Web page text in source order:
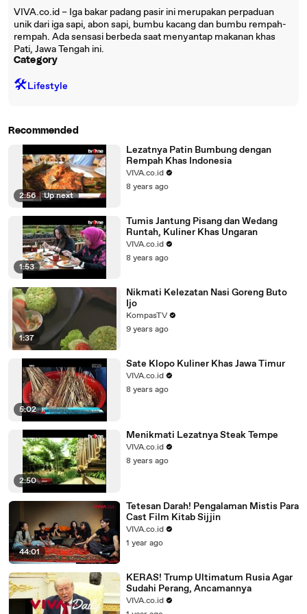
VIVA.co.id – Iga bakar padang pasir ini merupakan perpaduan
unik dari iga sapi, abon sapi, bumbu kacang dan bumbu rempah-
rempah. Ada sensasi berbeda saat menyantap makanan khas
Pati, Jawa Tengah ini.
Category
🛠️Lifestyle
Recommended
2:56 | Up next
Lezatnya Patin Bumbung dengan
Rempah Khas Indonesia
VIVA.co.id
8 years ago
1:53
Tumis Jantung Pisang dan Wedang
Runtah, Kuliner Khas Ungaran
VIVA.co.id
8 years ago
1:37
Nikmati Kelezatan Nasi Goreng Buto
Ijo
KompasTV
9 years ago
5:02
Sate Klopo Kuliner Khas Jawa Timur
VIVA.co.id
8 years ago
2:50
Menikmati Lezatnya Steak Tempe
VIVA.co.id
8 years ago
44:01
Tetesan Darah! Pengalaman Mistis Para
Cast Film Kitab Sijjin
VIVA.co.id
1 year ago
KERAS! Trump Ultimatum Rusia Agar
Sudahi Perang, Ancamannya
VIVA.co.id